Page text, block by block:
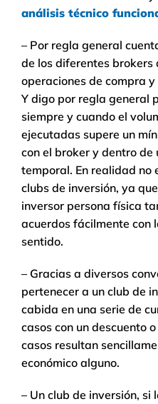
análisis técnico
– Por regla general
de los diferentes brokers
operaciones de compra
Y digo por regla general
siempre y cuando el
ejecutadas supere un
con el broker y dentro
temporal. En realidad no
clubs de inversión, ya
inversor persona física
acuerdos fácilmente con
sentido.
– Gracias a diversos
pertenecer a un club de
cabida en una serie de
casos con un descuento
casos resultan
económico alguno.
– Un club de inversión, si